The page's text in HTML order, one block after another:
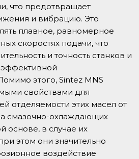
что предотвращает
и вибрацию. Это
плавное, равномерное
скоростях подачи, что
и точность станков и
эффективной
этого, Sintez MNS
свойствами для
отделяемости этих масел от
смазочно-охлаждающих
основе, в случае их
этом они значительно
воздействие